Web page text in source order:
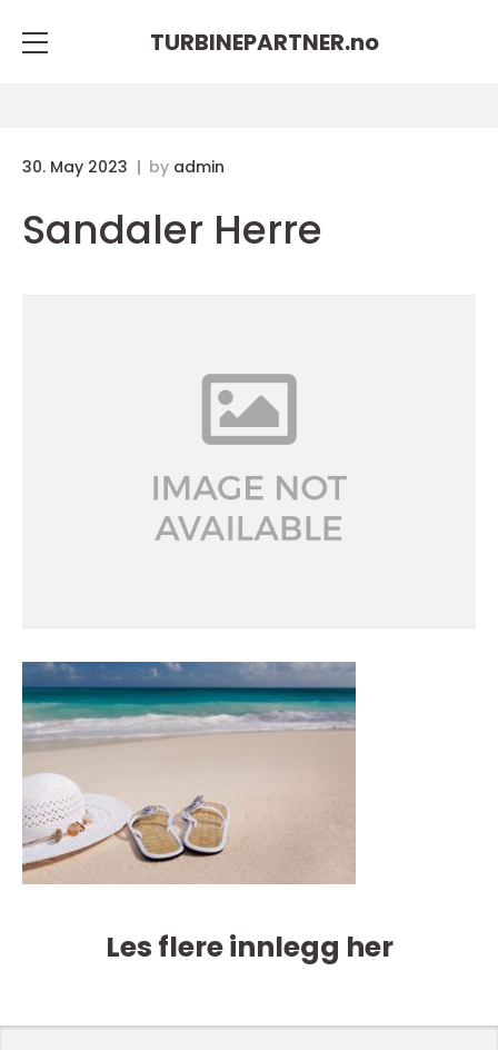
TURBINEPARTNER.no
30. May 2023 by admin
Sandaler Herre
Les flere innlegg her